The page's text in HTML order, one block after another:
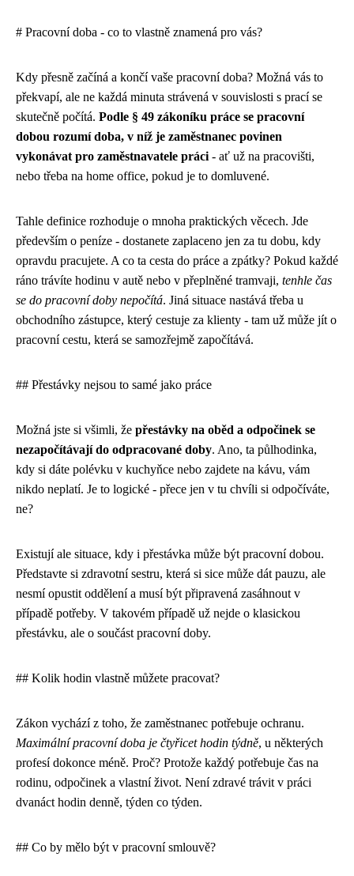
# Pracovní doba - co to vlastně znamená pro vás?
Kdy přesně začíná a končí vaše pracovní doba? Možná vás to
překvapí, ale ne každá minuta strávená v souvislosti s prací se
skutečně počítá. Podle § 49 zákoníku práce se pracovní
dobou rozumí doba, v níž je zaměstnanec povinen
vykonávat pro zaměstnavatele práci - ať už na pracovišti,
nebo třeba na home office, pokud je to domluvené.
Tahle definice rozhoduje o mnoha praktických věcech. Jde
především o peníze - dostanete zaplaceno jen za tu dobu, kdy
opravdu pracujete. A co ta cesta do práce a zpátky? Pokud každé
ráno trávíte hodinu v autě nebo v přeplněné tramvaji, tenhle čas
se do pracovní doby nepočítá. Jiná situace nastává třeba u
obchodního zástupce, který cestuje za klienty - tam už může jít o
pracovní cestu, která se samozřejmě započítává.
## Přestávky nejsou to samé jako práce
Možná jste si všimli, že přestávky na oběd a odpočinek se
nezapočítávají do odpracované doby. Ano, ta půlhodinka,
kdy si dáte polévku v kuchyňce nebo zajdete na kávu, vám
nikdo neplatí. Je to logické - přece jen v tu chvíli si odpočíváte,
ne?
Existují ale situace, kdy i přestávka může být pracovní dobou.
Představte si zdravotní sestru, která si sice může dát pauzu, ale
nesmí opustit oddělení a musí být připravená zasáhnout v
případě potřeby. V takovém případě už nejde o klasickou
přestávku, ale o součást pracovní doby.
## Kolik hodin vlastně můžete pracovat?
Zákon vychází z toho, že zaměstnanec potřebuje ochranu.
Maximální pracovní doba je čtyřicet hodin týdně, u některých
profesí dokonce méně. Proč? Protože každý potřebuje čas na
rodinu, odpočinek a vlastní život. Není zdravé trávit v práci
dvanáct hodin denně, týden co týden.
## Co by mělo být v pracovní smlouvě?